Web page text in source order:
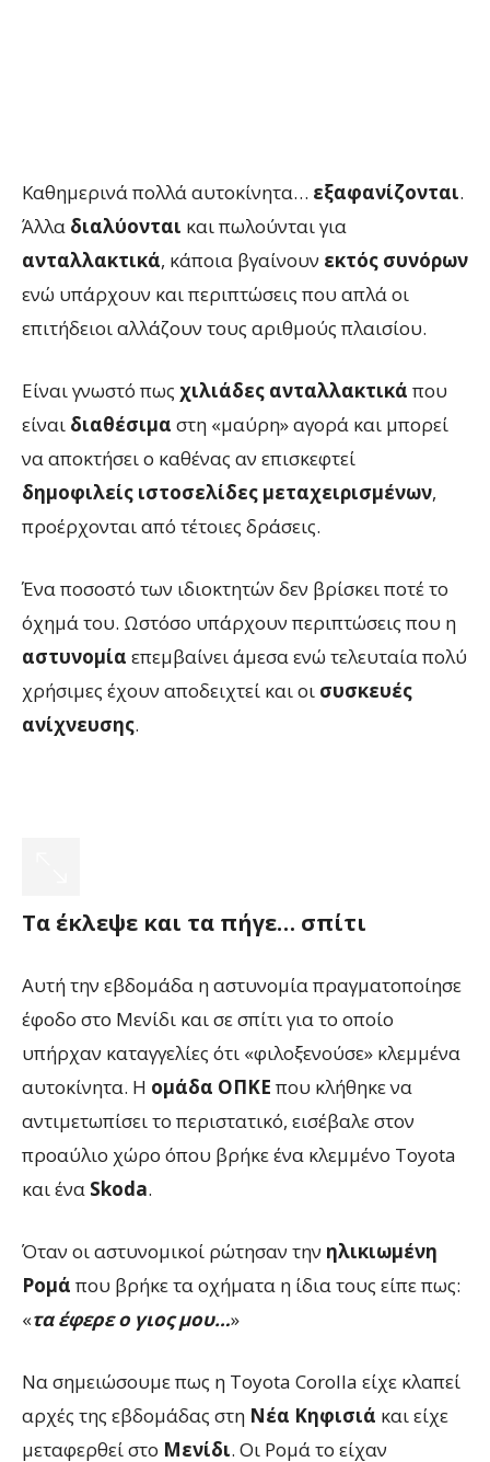
Καθημερινά πολλά αυτοκίνητα… εξαφανίζονται.
Άλλα διαλύονται και πωλούνται για
ανταλλακτικά, κάποια βγαίνουν εκτός συνόρων
ενώ υπάρχουν και περιπτώσεις που απλά οι
επιτήδειοι αλλάζουν τους αριθμούς πλαισίου.
Είναι γνωστό πως χιλιάδες ανταλλακτικά που
είναι διαθέσιμα στη «μαύρη» αγορά και μπορεί
να αποκτήσει ο καθένας αν επισκεφτεί
δημοφιλείς ιστοσελίδες μεταχειρισμένων,
προέρχονται από τέτοιες δράσεις.
Ένα ποσοστό των ιδιοκτητών δεν βρίσκει ποτέ το
όχημά του. Ωστόσο υπάρχουν περιπτώσεις που η
αστυνομία επεμβαίνει άμεσα ενώ τελευταία πολύ
χρήσιμες έχουν αποδειχτεί και οι συσκευές
ανίχνευσης.
Τα έκλεψε και τα πήγε… σπίτι
Αυτή την εβδομάδα η αστυνομία πραγματοποίησε
έφοδο στο Μενίδι και σε σπίτι για το οποίο
υπήρχαν καταγγελίες ότι «φιλοξενούσε» κλεμμένα
αυτοκίνητα. Η ομάδα ΟΠΚΕ που κλήθηκε να
αντιμετωπίσει το περιστατικό, εισέβαλε στον
προαύλιο χώρο όπου βρήκε ένα κλεμμένο Toyota
και ένα Skoda.
Όταν οι αστυνομικοί ρώτησαν την ηλικιωμένη
Ρομά που βρήκε τα οχήματα η ίδια τους είπε πως:
«τα έφερε ο γιος μου…»
Να σημειώσουμε πως η Toyota Corolla είχε κλαπεί
αρχές της εβδομάδας στη Νέα Κηφισιά και είχε
μεταφερθεί στο Μενίδι. Οι Ρομά το είχαν